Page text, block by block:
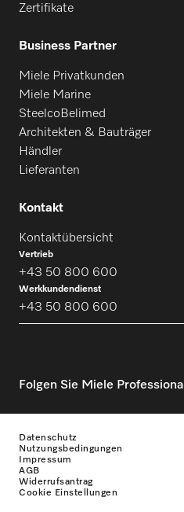
Zertifikate
Business Partner
Miele Privatkunden
Miele Marine
SteelcoBelimed
Architekten & Bauträger
Händler
Lieferanten
Kontakt
Kontaktübersicht
Vertrieb
+43 50 800 600
Werkkundendienst
+43 50 800 600
Folgen Sie Miele Professional
Datenschutz
Nutzungsbedingungen
Impressum
AGB
Widerrufsantrag
Cookie Einstellungen